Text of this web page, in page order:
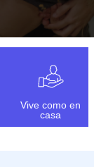
Vive como en
casa